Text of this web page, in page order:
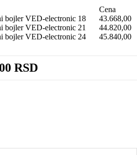
Cena
bojler VED-electronic 18
43.668,00
bojler VED-electronic 21
44.820,00
bojler VED-electronic 24 45.840,00
RSD